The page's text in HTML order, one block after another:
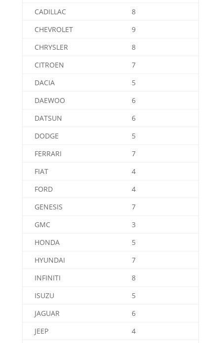
CADILLAC
8
CHEVROLET
9
CHRYSLER
8
CITROEN
7
DACIA
5
DAEWOO
6
DATSUN
6
DODGE
5
FERRARI
7
FIAT
4
FORD
4
GENESIS
7
GMC
3
HONDA
5
HYUNDAI
7
INFINITI
8
ISUZU
5
JAGUAR
6
JEEP
4